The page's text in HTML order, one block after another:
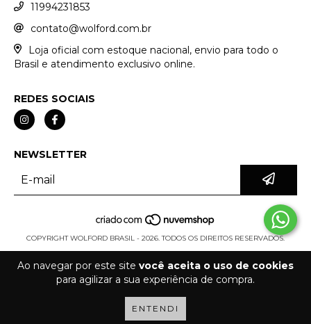
Ao navegar por este site você aceita o uso de cookies
para agilizar a sua experiência de compra.
ENTENDI
11994231853
contato@wolford.com.br
Loja oficial com estoque nacional, envio para todo o
Brasil e atendimento exclusivo online.
REDES SOCIAIS
NEWSLETTER
COPYRIGHT WOLFORD BRASIL - 2026. TODOS OS DIREITOS RESERVADOS.